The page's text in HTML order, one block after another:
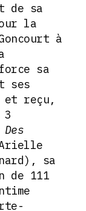
de sa
la
à
sa
ses
et reçu,
3
Arielle
sa
de 111